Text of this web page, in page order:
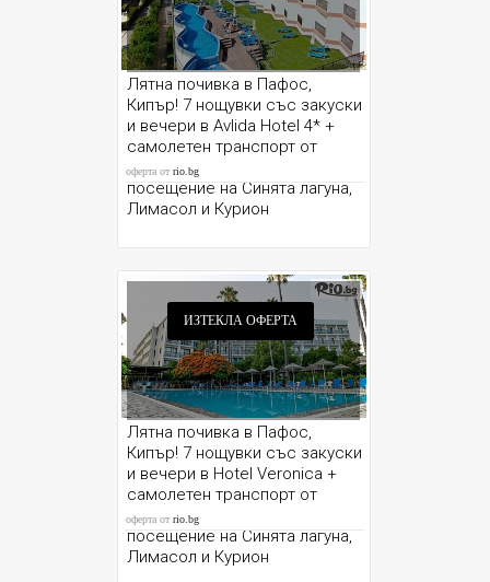
Лятна почивка в Пафос,
Кипър! 7 нощувки със закуски
и вечери в Avlida Hotel 4* +
самолетен транспорт от
София и възможност за
посещение на Синята лагуна,
Лимасол и Курион
оферта отrio.bg
ИЗТЕКЛА ОФЕРТА
Лятна почивка в Пафос,
Кипър! 7 нощувки със закуски
и вечери в Hotel Veronica +
самолетен транспорт от
София и възможност за
посещение на Синята лагуна,
Лимасол и Курион
оферта отrio.bg